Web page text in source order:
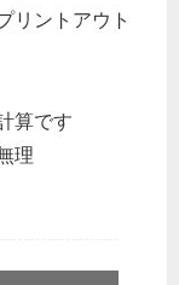
リントアウト
算です
理